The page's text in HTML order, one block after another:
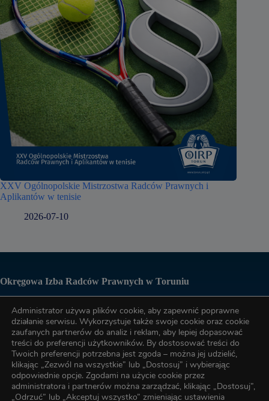
XXV Ogólnopolskie Mistrzostwa Radców Prawnych i
Aplikantów w tenisie
2026-07-10
Okręgowa Izba Radców Prawnych w Toruniu
Biuro OIRP
tel. (56) 622-89-17
tel. (56) 622-89-17
Administrator używa plików cookie, aby zapewnić poprawne
działanie serwisu. Wykorzystuje także swoje cookie oraz cookie
zaufanych partnerów do analiz i reklam, aby lepiej dopasować
treści do preferencji użytkowników. By dostosować treści do
Twoich preferencji potrzebna jest zgoda – można jej udzielić,
klikając „Zezwól na wszystkie” lub „Dostosuj” i wybierając
odpowiednie opcje. Zgodami na użycie cookie przez
administratora i partnerów można zarządzać, klikając „Dostosuj”,
„Odrzuć” lub „Akceptuj wszystko” zmieniając ustawienia